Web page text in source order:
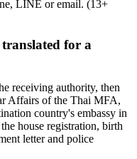
LINE or email. (13+
for a
receiving authority, then
Affairs of the Thai MFA,
country's embassy in
house registration, birth
letter and police